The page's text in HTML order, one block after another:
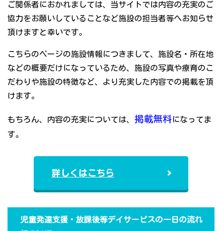
ご関係者におかれましては、当サイトでは内容の充実のご
協力をお願いしていることなど施設の担当者等へお知らせ
頂けますと幸いです。
こちらのページの施設情報につきまして、施設名・所在地
などの概要だけになっているため、施設の写真や療育のこ
だわりや施設の特徴など、より充実した内容での掲載を頂
けます。
もちろん、内容の充実については、 掲載無料になってま
す。
詳しくはこちら
児童発達支援・放課後等デイサービスの一日の流れ